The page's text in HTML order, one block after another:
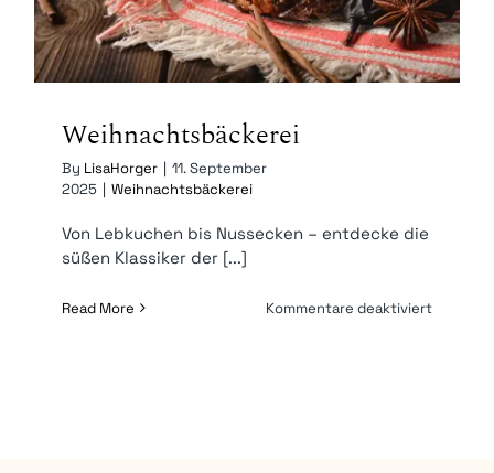
Weihnachtsbäckerei
By LisaHorger | 11. September
2025 | Weihnachtsbäckerei
Von Lebkuchen bis Nussecken – entdecke die
süßen Klassiker der [...]
Read More Kommentare deaktiviertfür